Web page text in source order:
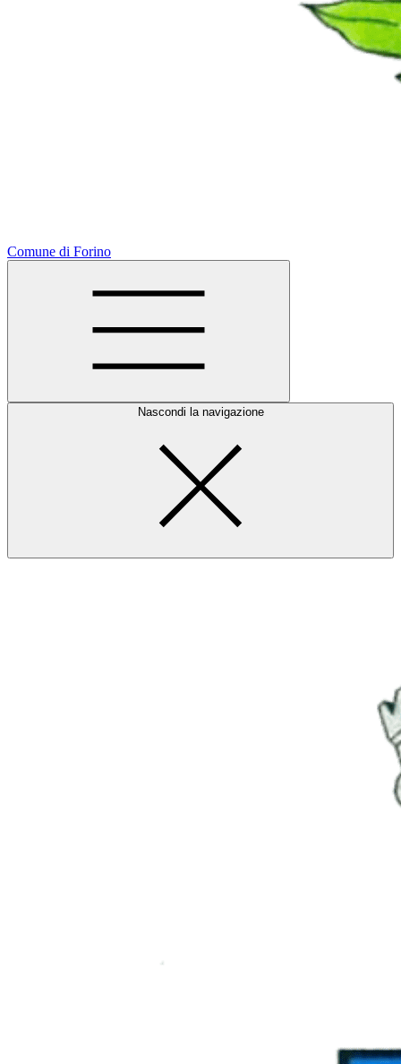
Comune di Forino
Nascondi la navigazione